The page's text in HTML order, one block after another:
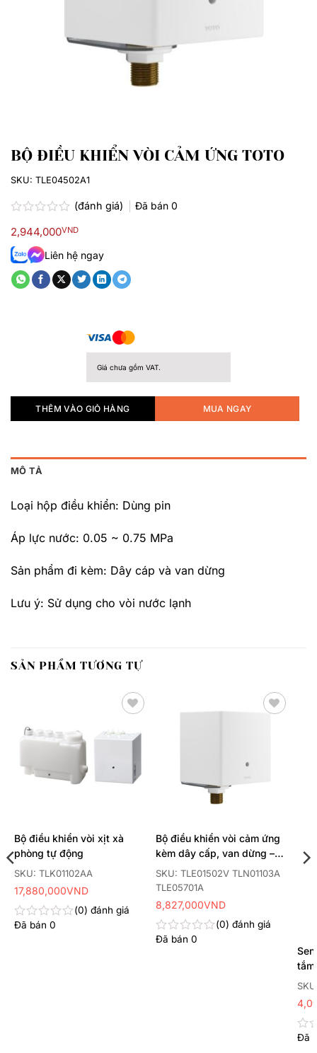
BỘ ĐIỀU KHIỂN VÒI CẢM ỨNG TOTO
xếp
hạng
0.0
5
sao
(đánh giá) Đã bán 0
2,944,000VND
Liên hệ ngay
Giá chưa gồm VAT.
THÊM VÀO GIỎ HÀNG MUA NGAY
SKU: TLE04502A1
MÔ TẢ
Loại hộp điều khiển: Dùng pin
Áp lực nước: 0.05 ~ 0.75 MPa
Sản phẩm đi kèm: Dây cáp và van dừng
Lưu ý: Sử dụng cho vòi nước lạnh
SẢN PHẨM TƯƠNG TỰ
yêu
thích
SKU: TLK01102AA
Bộ điều khiển vòi xịt xà
phòng tự động
Được
0
đánh giá
Đã bán 0
17,880,000VND
SKU: TLE01502V TLN01103A
TLE05701A
Bộ điều khiển vòi cảm ứng
kèm dây cấp, van dừng –
van nhiệt độ
Được
0
đánh giá
Đã bán 0
8,827,000VND
tắm
Đã